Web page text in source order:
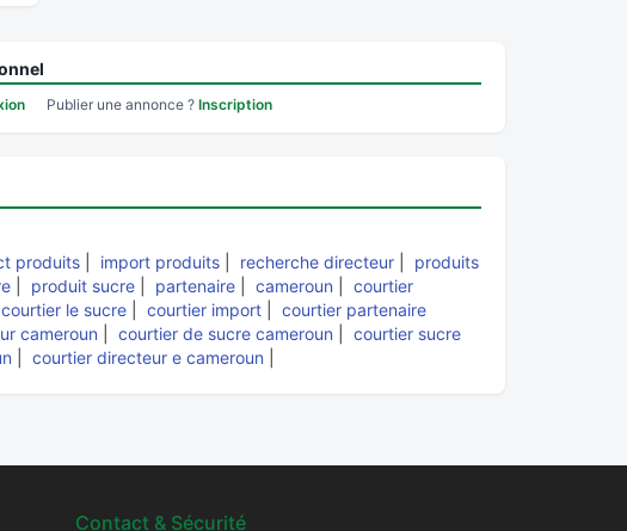
Publier une annonce ? Inscription
produits import produits recherche directeur
produits
produit sucre partenaire cameroun
courtier
courtier le sucre courtier import
courtier partenaire
cameroun courtier de sucre cameroun
courtier sucre
courtier directeur e cameroun
Contact & Sécurité